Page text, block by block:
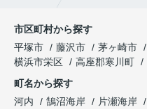
市区町村から探す
平塚市
藤沢市 茅ヶ崎市
横浜市栄区
高座郡寒川町
町名から探す
河内
鵠沼海岸 片瀬海岸